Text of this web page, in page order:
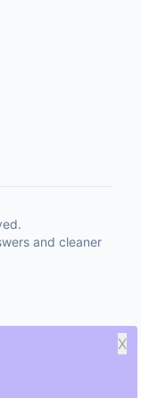
X
and cleaner